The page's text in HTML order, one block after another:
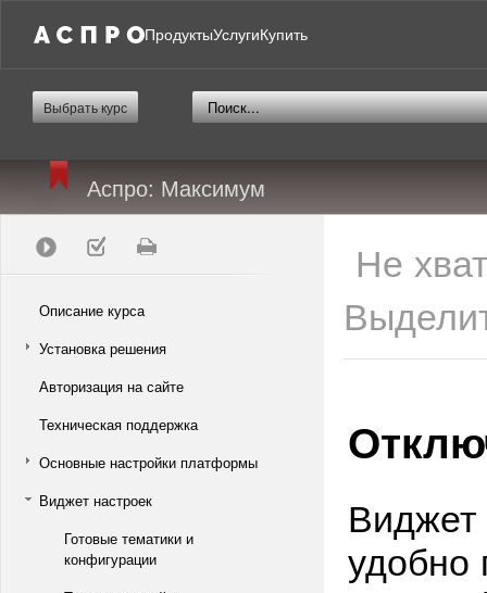
ПродуктыУслугиКупить
Выбрать курс
Аспро: Максимум
Описание курса
Установка решения
Авторизация на сайте
Техническая поддержка
Основные настройки платформы
Виджет настроек
Готовые тематики и
конфигурации
Не
Виджет
удобно